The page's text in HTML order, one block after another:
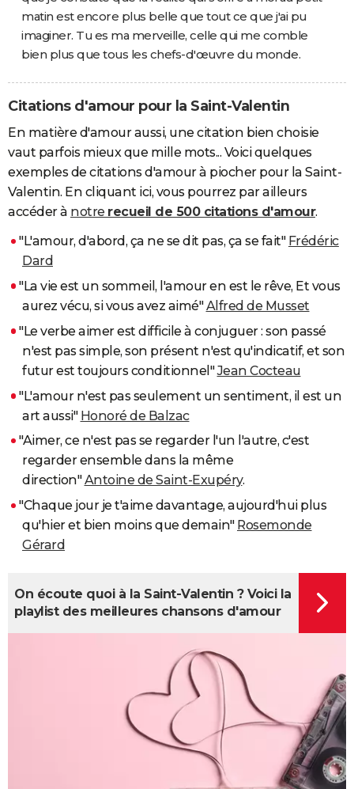
matin est encore plus belle que tout ce que j'ai pu
imaginer. Tu es ma merveille, celle qui me comble
bien plus que tous les chefs-d'œuvre du monde.
Citations d'amour pour la Saint-Valentin
En matière d'amour aussi, une citation bien choisie
vaut parfois mieux que mille mots... Voici quelques
exemples de citations d'amour à piocher pour la Saint-
Valentin. En cliquant ici, vous pourrez par ailleurs
accéder à notre recueil de 500 citations d'amour.
"L'amour, d'abord, ça ne se dit pas, ça se fait" Frédéric
Dard
"La vie est un sommeil, l'amour en est le rêve, Et vous
aurez vécu, si vous avez aimé"Alfred de Musset
"Le verbe aimer est difficile à conjuguer : son passé
n'est pas simple, son présent n'est qu'indicatif, et son
futur est toujours conditionnel"Jean Cocteau
"L'amour n'est pas seulement un sentiment, il est un
art aussi" Honoré de Balzac
"Aimer, ce n'est pas se regarder l'un l'autre, c'est
regarder ensemble dans la même
direction"Antoine de Saint-Exupéry.
"Chaque jour je t'aime davantage, aujourd'hui plus
qu'hier et bien moins que demain" Rosemonde
Gérard
On écoute quoi à la Saint-Valentin ? Voici la
playlist des meilleures chansons d'amour